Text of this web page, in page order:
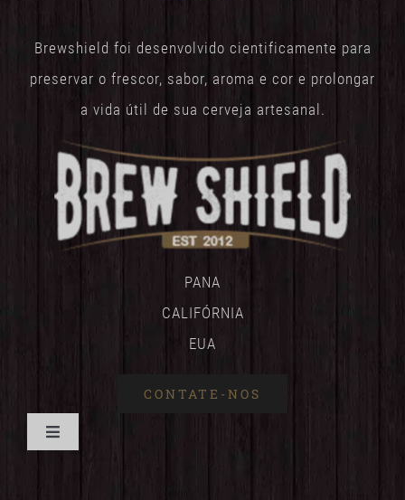
Brewshield foi desenvolvido cientificamente para
preservar o frescor, sabor, aroma e cor e prolongar
a vida útil de sua cerveja artesanal.
PANA
CALIFÓRNIA
EUA
CONTATE-NOS
Alternar